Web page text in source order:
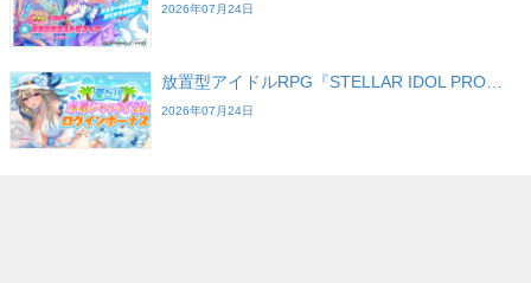
2026年07月24日
放置型アイドルRPG『STELLAR IDOL PRO…
2026年07月24日